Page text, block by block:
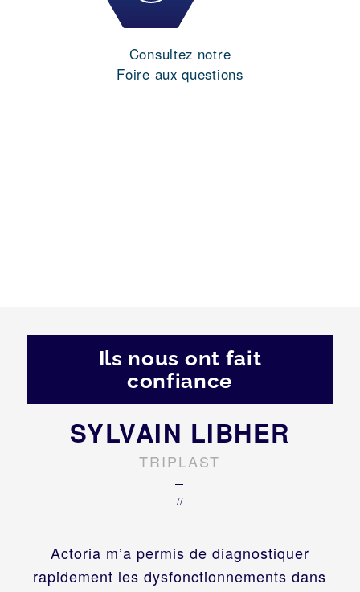
Consultez notre
Foire aux questions
Ils nous ont fait
confiance
Actoria m’a permis de diagnostiquer
rapidement les dysfonctionnements dans
SYLVAIN LIBHER
TRIPLAST
–
//